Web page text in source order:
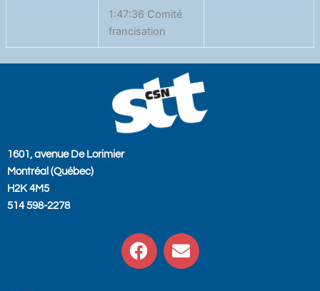
1:47:36 Comité
francisation
1601, avenue De Lorimier
Montréal (Québec)
H2K 4M5
514 598-2278
F
a
E
n